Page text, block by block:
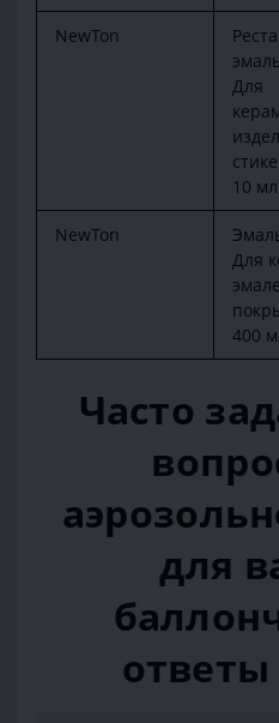
NewTon
Для
10 мл
NewTon
Для
400
Часто
для